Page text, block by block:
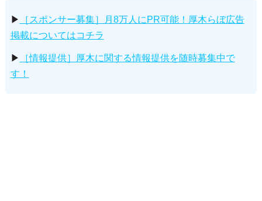
▶
［スポンサー募集］月8万人にPR可能！厚木らぼ広告
掲載についてはコチラ
▶
［情報提供］厚木に関する情報提供を随時募集中で
す！